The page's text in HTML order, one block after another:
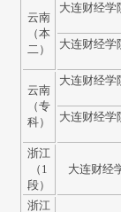
云南
（本
二）
大连财经学
大连财经学
云南
（专
科）
大连财经学
大连财经学
浙江
（1
段）
大连财经
浙江